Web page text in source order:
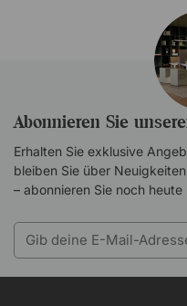
Abonnieren Sie
Erhalten Sie exklusive
bleiben Sie über
– abonnieren Sie noch